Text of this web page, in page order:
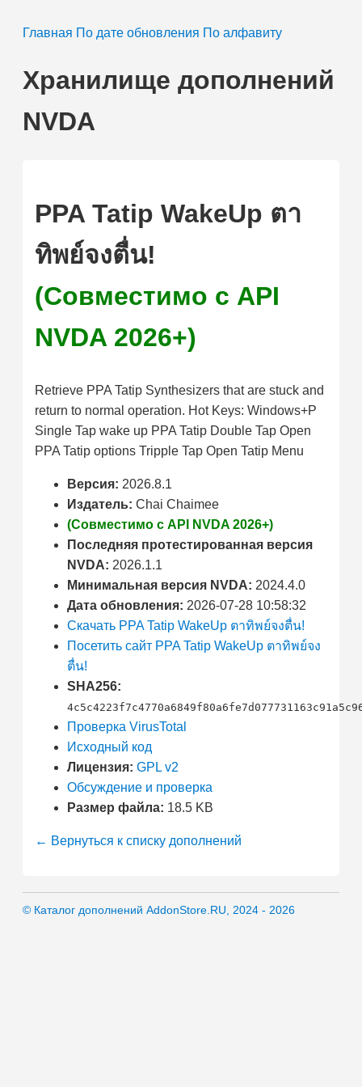
Главная По дате обновления По алфавиту
Хранилище дополнений
NVDA
PPA Tatip WakeUp ตา
ทิพย์จงตื่น!
(Совместимо с API
NVDA 2026+)
Retrieve PPA Tatip Synthesizers that are stuck and
return to normal operation. Hot Keys: Windows+P
Single Tap wake up PPA Tatip Double Tap Open
PPA Tatip options Tripple Tap Open Tatip Menu
Версия: 2026.8.1
Издатель: Chai Chaimee
(Совместимо с API NVDA 2026+)
Последняя протестированная версия
NVDA: 2026.1.1
Минимальная версия NVDA: 2024.4.0
Дата обновления: 2026-07-28 10:58:32
Скачать PPA Tatip WakeUp ตาทิพย์จงตื่น!
Посетить сайт PPA Tatip WakeUp ตาทิพย์จง
ตื่น!
SHA256:
Проверка VirusTotal
Исходный код
Лицензия: GPL v2
Обсуждение и проверка
Размер файла: 18.5 KB
← Вернуться к списку дополнений
© Каталог дополнений AddonStore.RU, 2024 - 2026